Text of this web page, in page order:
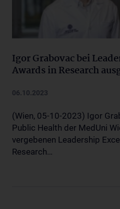
Igor Grabovac bei
Awards in Research
06.10.2023
(Wien, 05-10-2023) Igor
Public Health der MedUni
vergebenen Leadership
Research…